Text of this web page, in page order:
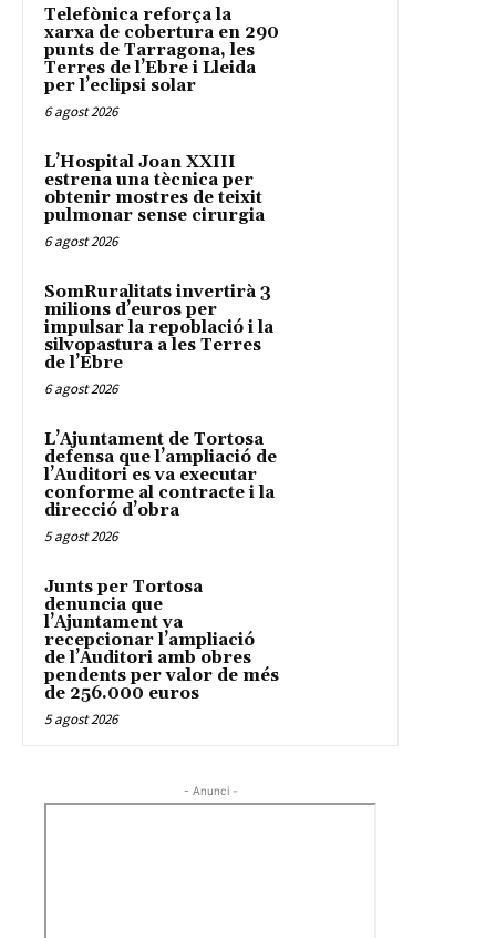
Telefònica reforça la
xarxa de cobertura en 290
punts de Tarragona, les
Terres de l’Ebre i Lleida
per l’eclipsi solar
6 agost 2026
L’Hospital Joan XXIII
estrena una tècnica per
obtenir mostres de teixit
pulmonar sense cirurgia
6 agost 2026
SomRuralitats invertirà 3
milions d’euros per
impulsar la repoblació i la
silvopastura a les Terres
de l’Ebre
6 agost 2026
L’Ajuntament de Tortosa
defensa que l’ampliació de
l’Auditori es va executar
conforme al contracte i la
direcció d’obra
5 agost 2026
Junts per Tortosa
denuncia que
l’Ajuntament va
recepcionar l’ampliació
de l’Auditori amb obres
pendents per valor de més
de 256.000 euros
5 agost 2026
- Anunci -